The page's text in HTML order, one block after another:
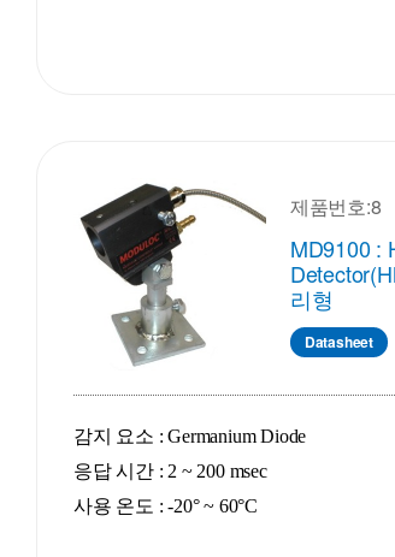
제품번호:8
MD9100 :
리형
Datasheet
감지 요소 : Germanium Diode
응답 시간 : 2 ~ 200 msec
사용 온도 : -20° ~ 60°C